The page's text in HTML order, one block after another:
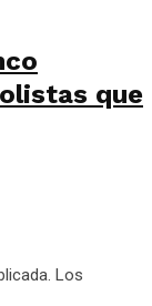
que
Los